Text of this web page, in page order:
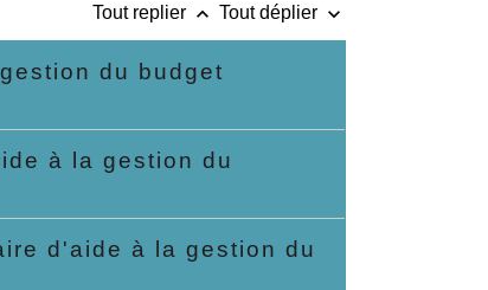
Tout replier keyboard_arrow_up Tout déplier keyboard_arrow_down
du budget
à la gestion du
d'aide à la gestion du